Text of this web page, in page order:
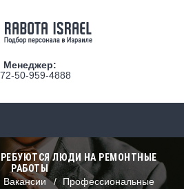
Менеджер:
50-959-4888
ЛЮДИ НА РЕМОНТНЫЕ
РАБОТЫ
Вакансии
Профессиональные